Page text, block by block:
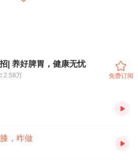
络用起来就娴熟了。
血气引导到膝盖，这只其一
，只不过我们主观期望它更多的引
般去做了
| 养好脾胃，健康无忧
2.58万 免费订阅
，咋做